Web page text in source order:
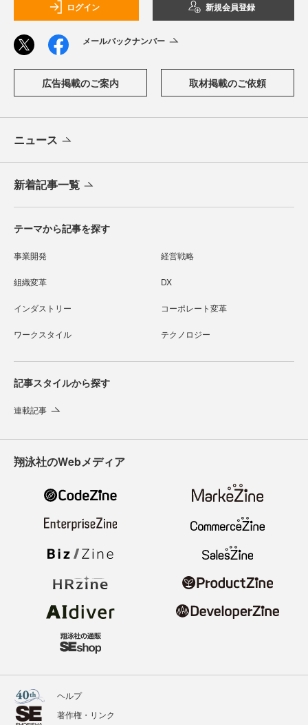
ログイン 新規会員登録
メールバックナンバー
広告掲載のご案内 取材掲載のご依頼
ニュース
新着記事一覧
テーマから記事を探す
事業開発 経営戦略
組織変革 DX
インダストリー コーポレート変革
ワークスタイル テクノロジー
記事スタイルから探す
連載記事
翔泳社のWebメディア
ヘルプ
著作権・リンク